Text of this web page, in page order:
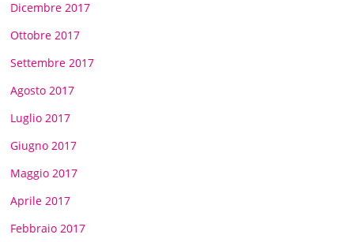
Dicembre 2017
Ottobre 2017
Settembre 2017
Agosto 2017
Luglio 2017
Giugno 2017
Maggio 2017
Aprile 2017
Febbraio 2017